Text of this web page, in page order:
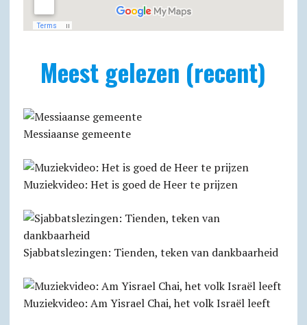
Meest gelezen (recent)
Messiaanse gemeente
Muziekvideo: Het is goed de Heer te prijzen
Sjabbats­lezingen: Tienden, teken van dankbaarheid
Muziekvideo: Am Yisrael Chai, het volk Israël leeft